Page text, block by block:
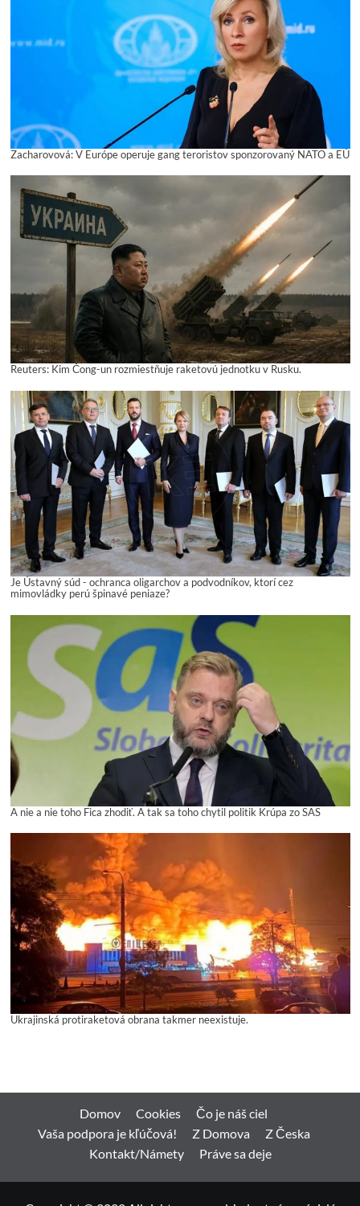
Zacharovová: V Európe operuje gang teroristov sponzorovaný NATO a EÚ
Reuters: Kim Čong-un rozmiestňuje raketovú jednotku v Rusku.
Je Ústavný súd - ochranca oligarchov a podvodníkov, ktorí cez
mimovládky perú špinavé peniaze?
A nie a nie toho Fica zhodiť. A tak sa toho chytil politik Krúpa zo SAS
Ukrajinská protiraketová obrana takmer neexistuje.
Domov Cookies
Čo je náš ciel
Vaša podpora je kľúčová!
Z Domova
Z Česka
Kontakt/Námety
Práve sa deje